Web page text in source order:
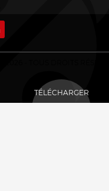
TÉLÉCHARGER